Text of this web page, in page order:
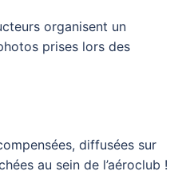
organisent un
prises lors des
diffusées sur
au sein de l’aéroclub !